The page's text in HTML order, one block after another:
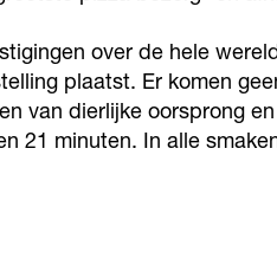
over de hele
plaatst. Er komen
van dierlijke oorsprong
21 minuten. In alle